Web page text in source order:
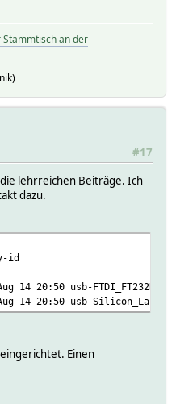
Stammtisch an der
#17
lehrreichen Beiträge. Ich
dazu.
id
14 20:50 usb-
14 20:50 usb-
Einen